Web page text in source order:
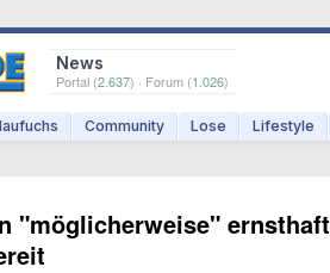
News
Portal (2.637) · Forum (1.026)
Community Lose Lifestyle
"möglicherweise" ernsthaft